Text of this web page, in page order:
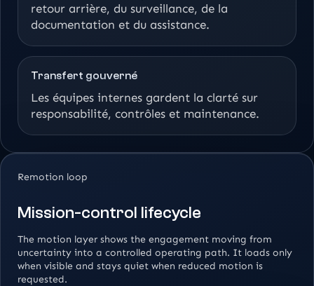
retour arrière, du surveillance, de la
documentation et du assistance.
Transfert gouverné
Les équipes internes gardent la clarté sur
responsabilité, contrôles et maintenance.
Remotion loop
Mission-control lifecycle
The motion layer shows the engagement moving from
uncertainty into a controlled operating path. It loads only
when visible and stays quiet when reduced motion is
requested.